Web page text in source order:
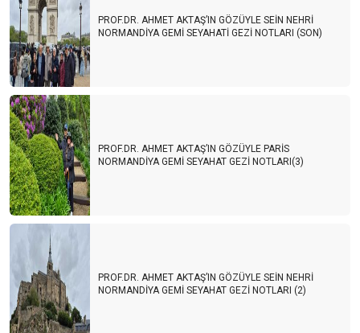
PROF.DR. AHMET AKTAŞ’IN GÖZÜYLE SEİN NEHRİ
NORMANDİYA GEMİ SEYAHATİ GEZİ NOTLARI (SON)
PROF.DR. AHMET AKTAŞ’IN GÖZÜYLE PARİS
NORMANDİYA GEMİ SEYAHAT GEZİ NOTLARI(3)
PROF.DR. AHMET AKTAŞ’IN GÖZÜYLE SEİN NEHRİ
NORMANDİYA GEMİ SEYAHAT GEZİ NOTLARI (2)